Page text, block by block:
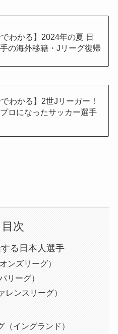
でわかる】2024年の夏 日
の海外移籍・Jリーグ復帰
でわかる】2世Jリーガー！
ロになったサッカー選手
目次
る日本人選手
ンズリーグ）
リーグ）
レンスリーグ）
（イングランド）